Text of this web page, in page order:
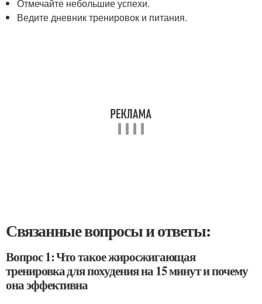
Отмечайте небольшие успехи.
Ведите дневник тренировок и питания.
Связанные вопросы и ответы:
Вопрос 1: Что такое жиросжигающая
тренировка для похудения на 15 минут и почему
она эффективна